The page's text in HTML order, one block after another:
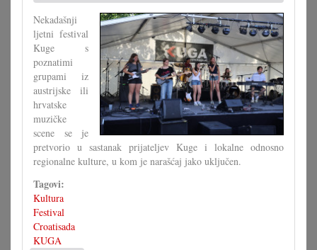
Nekadašnji
ljetni festival
Kuge s
poznatimi
grupami iz
austrijske ili
hrvatske
muzičke
scene se je
pretvorio u sastanak prijateljev Kuge i lokalne odnosno
regionalne kulture, u kom je narašćaj jako uključen.
Tagovi:
Kultura
Festival
Croatisada
KUGA